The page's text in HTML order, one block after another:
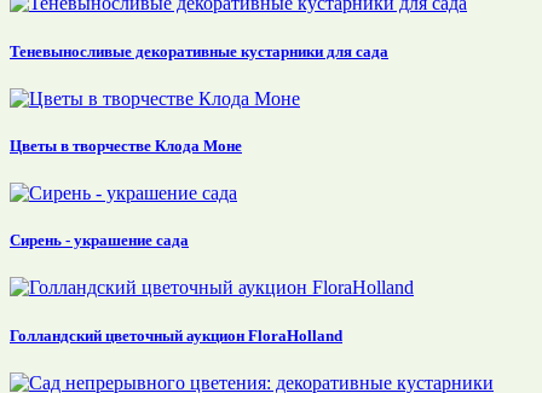
Теневыносливые декоративные кустарники для сада
Цветы в творчестве Клода Моне
Сирень - украшение сада
Голландский цветочный аукцион FloraHolland